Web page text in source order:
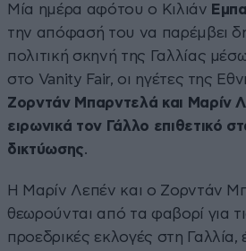
Μία ημέρα αφότου ο Κιλιάν
την απόφασή του να παρέμβει
πολιτική σκηνή της Γαλλίας
στο Vanity Fair, οι ηγέτες της
Ζορντάν Μπαρντελά και Μαρίν
ειρωνικά τον Γάλλο επιθετικό
δικτύωσης.
Η Μαρίν Λεπέν και ο Ζορντάν
θεωρούνται από τα φαβορί για
προεδρικές εκλογές στη